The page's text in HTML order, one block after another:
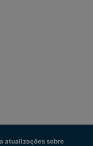
atualizações sobre